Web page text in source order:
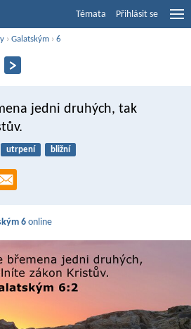
Témata Přihlásit se
›Galatským ›6
jedni druhých, tak
utrpení bližní
6 online